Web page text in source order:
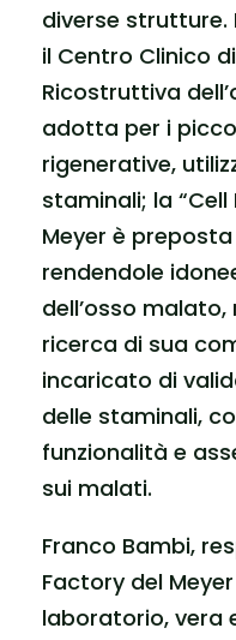
diverse
il Centro Clinico
Ricostruttiva
adotta per i
rigenerative,
staminali; la “Cell
Meyer è
rendendole
dell’osso
ricerca di sua
incaricato di
delle staminali,
funzionalità e
sui malati.
Franco Bambi,
Factory del
laboratorio, vera